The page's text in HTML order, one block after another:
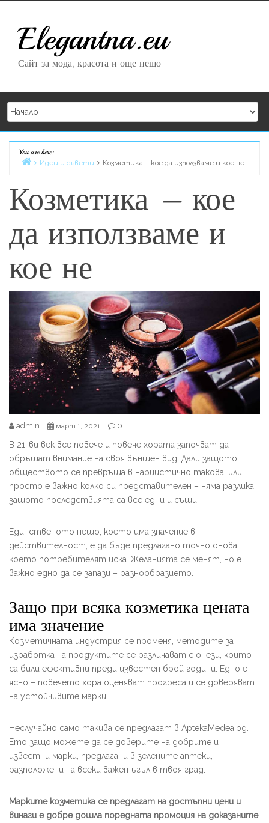
Elegantna.eu
Сайт за мода, красота и още нещо
You are here:
Home
Идеи и съвети Козметика – кое да използваме и кое не
Козметика – кое
да използваме и
кое не
admin март 1, 2021 0
В 21-ви век все повече и повече хората започват да
обръщат внимание на своя външен вид. Дали защото
обществото се превръща в нарцистично такова, или
просто е важно колко си представителен – няма разлика,
защото последствията са все едни и същи.
Единственото нещо, което има значение в
действителност, е да бъде предлагано точно онова,
което потребителят иска. Желанията се менят, но е
важно едно да се запази – разнообразието.
Защо при всяка козметика цената
има значение
Козметичната индустрия се променя, методите за
изработка на продуктите се различават с онези, които
са били ефективни преди известен брой години. Едно е
ясно – повечето хора оценяват прогреса и се доверяват
на устойчивите марки.
Неслучайно само такива се предлагат в AptekaMedea.bg.
Ето защо можете да се доверите на добрите и
известни марки, предлагани в зелените аптеки,
разположени на всеки важен ъгъл в твоя град.
Марките козметика се предлагат на достъпни цени и
винаги е добре дошла поредната промоция на доказаните